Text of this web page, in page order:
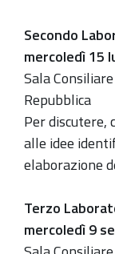
Secondo
mercoledì 15
Sala
Repubblica
Per discutere,
alle idee
elaborazione
Terzo
mercoledì 9